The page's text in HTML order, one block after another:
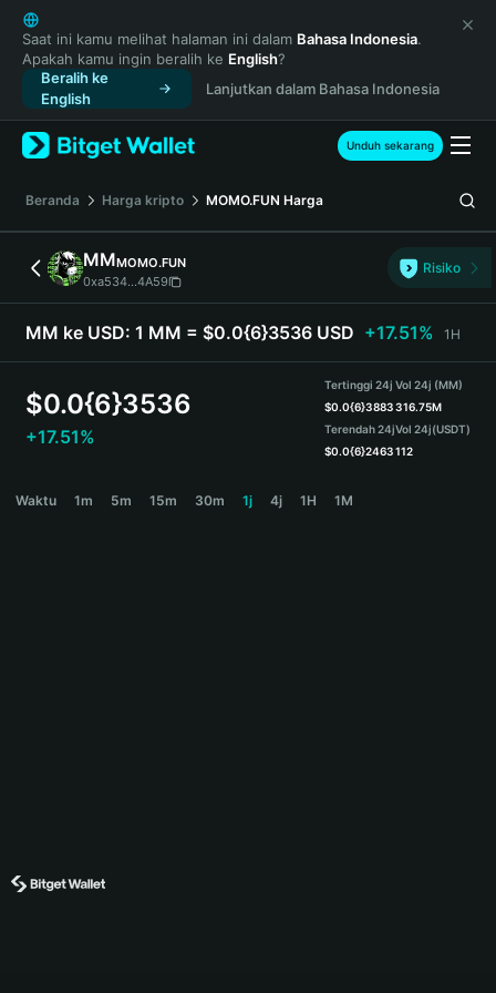
English
日本語
Tiếng Việt
Русский
Español (Latinoamérica)
Türkçe
Français
Deutsch
简体中文
繁體中文
Português (Portugal)
Bahasa Indonesia
ภาษาไทย
Español
Español (Argentina)
Saat ini kamu melihat halaman ini dalam Bahasa Indonesia.
Apakah kamu ingin beralih ke English?
Beralih ke
English
Lanjutkan dalam Bahasa Indonesia
Unduh sekarang
Beranda Harga kripto MOMO.FUN Harga
MMMOMO.FUN
0xa534...4A59
Risiko
MM ke USD: 1 MM = $0.0{6}3536 USD +17.51% 1H
$0.0{6}3536
+17.51%
Tertinggi 24j
$0.0{6}3883
Terendah 24j
$0.0{6}2463
Vol 24j (MM)
316.75M
Vol 24j(USDT)
112
Waktu 1m 5m 15m 30m 1j 4j 1H 1M